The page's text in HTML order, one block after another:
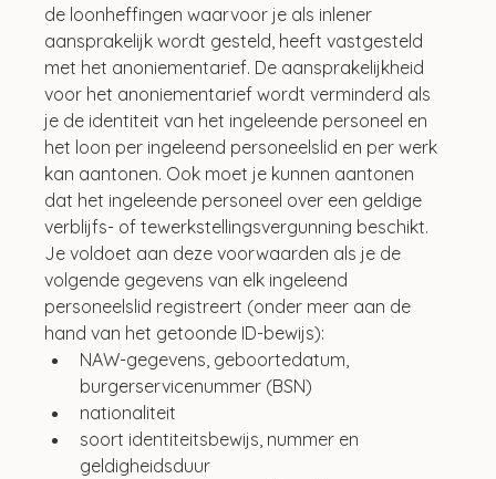
de loonheffingen waarvoor je als inlener
aansprakelijk wordt gesteld, heeft vastgesteld
met het anoniementarief. De aansprakelijkheid
voor het anoniementarief wordt verminderd als
je de identiteit van het ingeleende personeel en
het loon per ingeleend personeelslid en per werk
kan aantonen. Ook moet je kunnen aantonen
dat het ingeleende personeel over een geldige
verblijfs- of tewerkstellingsvergunning beschikt.
Je voldoet aan deze voorwaarden als je de
volgende gegevens van elk ingeleend
personeelslid registreert (onder meer aan de
hand van het getoonde ID-bewijs):
NAW-gegevens, geboortedatum,
burgerservicenummer (BSN)
nationaliteit
soort identiteitsbewijs, nummer en
geldigheidsduur